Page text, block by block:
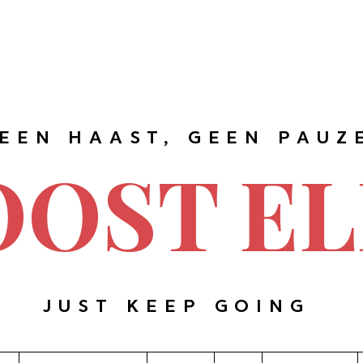
HAAST, GEEN
JUST KEEP GOING